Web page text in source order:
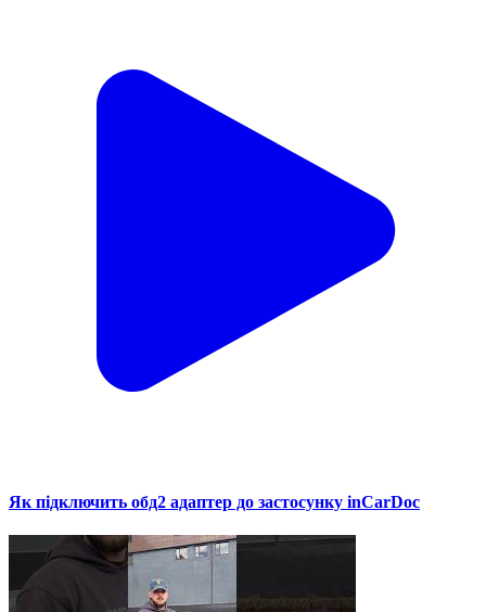
Як підключить обд2 адаптер до застосунку inCarDoc